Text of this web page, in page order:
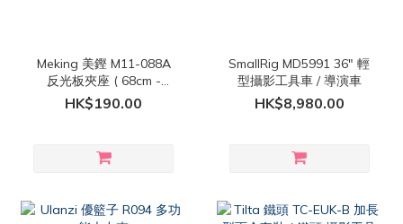
Meking 美鏗 M11-088A
反光板夾座 ( 68cm -
130cm )
HK$190.00
SmallRig MD5991 36" 輕
型攝影工具車 / 導演車
HK$8,980.00